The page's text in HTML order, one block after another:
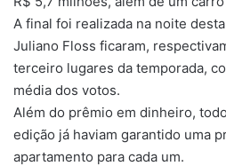
A final foi realizada na noite
Juliano Floss ficaram,
terceiro lugares da temporada,
média dos votos.
Além do prêmio em dinheiro,
edição já haviam garantido uma
apartamento para cada um.